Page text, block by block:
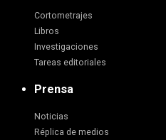
Cortometrajes
Libros
Investigaciones
Tareas editoriales
Prensa
Noticias
Réplica de medios